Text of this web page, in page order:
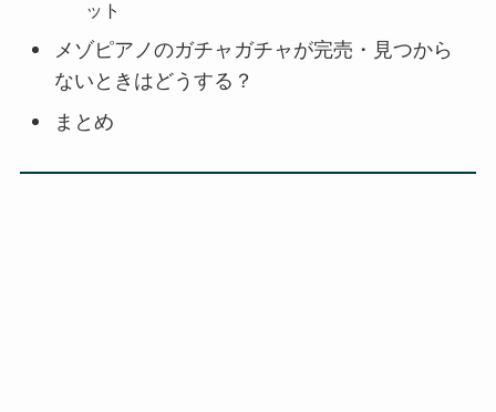
ット
メゾピアノのガチャガチャが完売・見つから
ないときはどうする？
まとめ